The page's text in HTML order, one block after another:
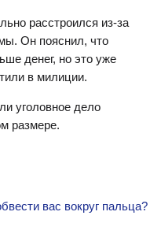
расстроился из-за
Он пояснил, что
денег, но это уже
в милиции.
уголовное дело
размере.
вас вокруг пальца?